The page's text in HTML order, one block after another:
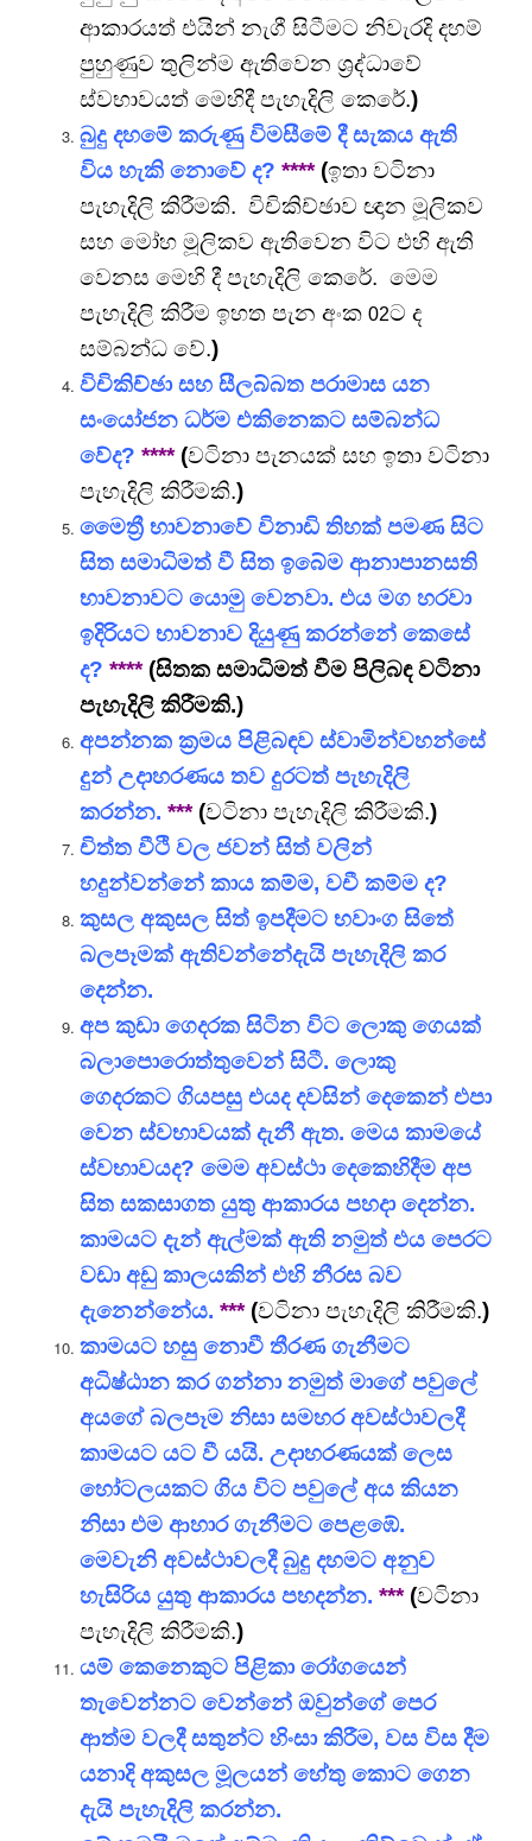
ආකාරයත් එයින් නැගී සිටීමට නිවැරදි දහම්
පුහුණුව තුලින්ම ඇතිවෙන ශ්‍රද්ධාවේ
ස්වභාවයත් මෙහිදී පැහැදිලි කෙරේ.)
බුදු දහමේ කරුණු විමසීමේ දී සැකය ඇති
විය හැකි නොවේ ද? ****(ඉතා වටිනා
පැහැදිලි කිරීමකි. විචිකිච්ඡාව ඥාන මූලිකව
සහ මෝහ මූලිකව ඇතිවෙන විට එහි ඇති
වෙනස මෙහි දී පැහැදිලි කෙරේ. මෙම
පැහැදිලි කිරීම ඉහත පැන අංක 02ට ද
සම්බන්ධ වේ.)
විචිකිච්ඡා සහ සීලබ්බත පරාමාස යන
සංයෝජන ධර්ම එකිනෙකට සම්බන්ධ
වේද? ****(වටිනා පැනයක් සහ ඉතා වටිනා
පැහැදිලි කිරීමකි.)
මෛත්‍රී භාවනාවේ විනාඩි තිහක් පමණ සිට
සිත සමාධිමත් වී සිත ඉබේම ආනාපානසති
භාවනාවට යොමු වෙනවා. එය මග හරවා
ඉදිරියට භාවනාව දියුණු කරන්නේ කෙසේ
ද? ****(සිතක සමාධිමත් වීම පිලිබඳ වටිනා
පැහැදිලි කිරීමකි.)
අපන්නක ක්‍රමය පිළිබඳව ස්වාමින්වහන්සේ
දුන් උදාහරණය තව දුරටත් පැහැදිලි
කරන්න. ***(වටිනා පැහැදිලි කිරීමකි.)
චිත්ත වීථි වල ජවන් සිත් වලින්
හදුන්වන්නේ කාය කම්ම, වචී කම්ම ද?
කුසල අකුසල සිත් ඉපදීමට භවාංග සිතේ
බලපෑමක් ඇතිවන්නේදැයි පැහැදිලි කර
දෙන්න.
අප කුඩා ගෙදරක සිටින විට ලොකු ගෙයක්
බලාපොරොත්තුවෙන් සිටී. ලොකු
ගෙදරකට ගියපසු එයද දවසින් දෙකෙන් එපා
වෙන ස්වභාවයක් දැනී ඇත. මෙය කාමයේ
ස්වභාවයද? මෙම අවස්ථා දෙකෙහිදීම අප
සිත සකසාගත යුතු ආකාරය පහදා දෙන්න.
කාමයට දැන් ඇල්මක් ඇති නමුත් එය පෙරට
වඩා අඩු කාලයකින් එහි නීරස බව
දැනෙන්නේය. ***(වටිනා පැහැදිලි කිරීමකි.)
කාමයට හසු නොවී තීරණ ගැනීමට
අධිෂ්ඨාන කර ගන්නා නමුත් මාගේ පවුලේ
අයගේ බලපෑම නිසා සමහර අවස්ථාවලදී
කාමයට යට වී යයි. උදාහරණයක් ලෙස
හෝටලයකට ගිය විට පවුලේ අය කියන
නිසා එම ආහාර ගැනීමට පෙළඹේ.
මෙවැනි අවස්ථාවලදී බුදු දහමට අනුව
හැසිරිය යුතු ආකාරය පහදන්න. *** (වටිනා
පැහැදිලි කිරීමකි.)
යම් කෙනෙකුට පිළිකා රෝගයෙන්
තැවෙන්නට වෙන්නේ ඔවුන්ගේ පෙර
ආත්ම වලදී සතුන්ට හිංසා කිරීම, වස විස දීම
යනාදි අකුසල මූලයන් හේතු කොට ගෙන
දැයි පැහැදිලි කරන්න.